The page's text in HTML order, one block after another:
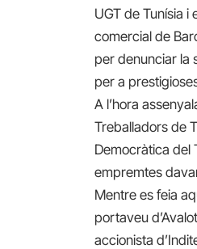
UGT de Tunísia
comercial de
per denunciar la
per a
A l’hora
Treballadors de
Democràtica del
empremtes
Mentre es feia
portaveu
accionista